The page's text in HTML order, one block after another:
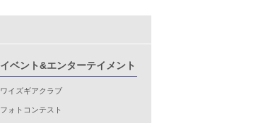
イベント&エンターテイメント
ワイズギアクラブ
フォトコンテスト